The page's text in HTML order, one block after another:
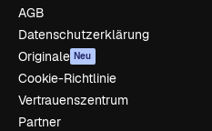
AGB
Datenschutzerklärung
Originale Neu
Cookie-Richtlinie
Vertrauenszentrum
Partner